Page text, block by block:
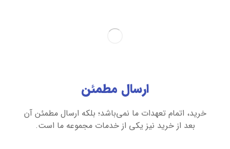
ارسال مطمئن
خرید، اتمام تعهدات ما نمی‌باشد؛ بلکه ارسال مطمئن آن
بعد از خرید نیز یکی از خدمات مجموعه ما است.